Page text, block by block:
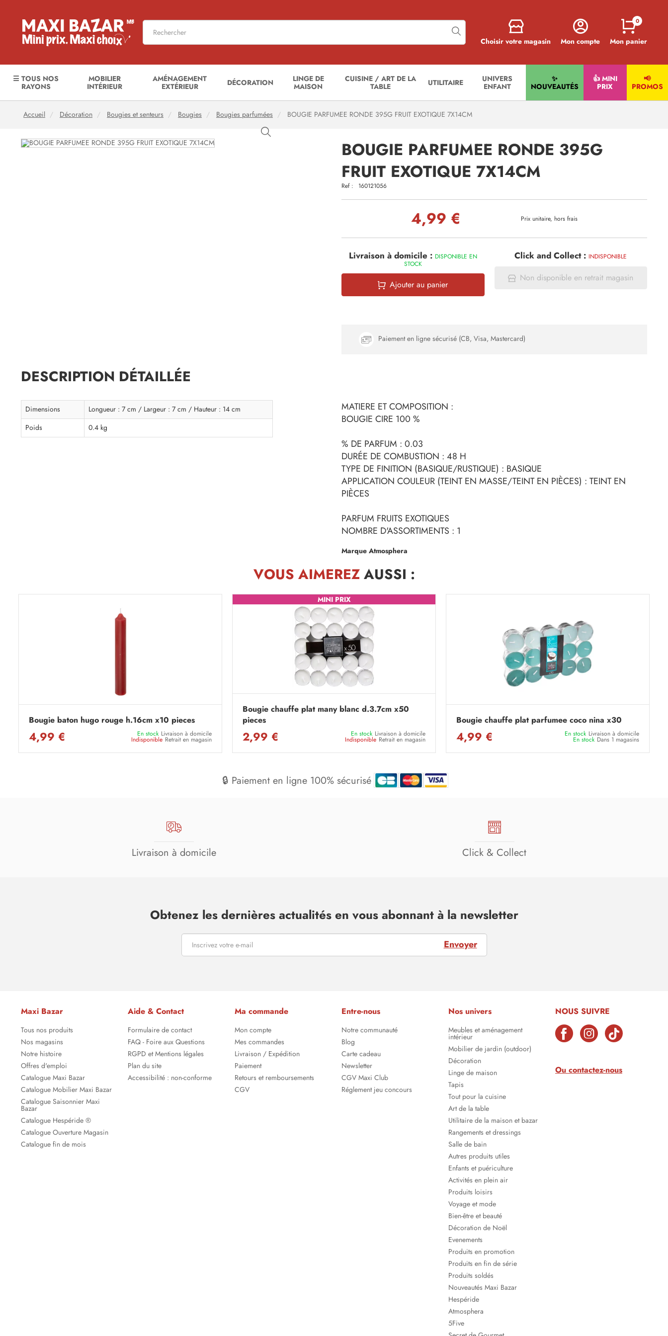
Choisir votre magasin Mon compte Mon panier
0
☰ TOUS NOS
RAYONS
MOBILIER
INTÉRIEUR
AMÉNAGEMENT
EXTÉRIEUR
DÉCORATION
LINGE DE
MAISON
CUISINE / ART DE LA
TABLE
UTILITAIRE
UNIVERS
ENFANT
✨
NOUVEAUTÉS
👍 MINI
PRIX
📢
PROMOS
Accueil Décoration Bougies et senteurs Bougies Bougies parfumées BOUGIE PARFUMEE RONDE 395G FRUIT EXOTIQUE 7X14CM
BOUGIE PARFUMEE RONDE 395G
FRUIT EXOTIQUE 7X14CM
Ref : 160121056
4,99 € Prix unitaire, hors frais
Livraison à domicile : DISPONIBLE EN
STOCK
Ajouter au panier
Click and Collect : INDISPONIBLE
Non disponible en retrait magasin
Paiement en ligne sécurisé (CB, Visa, Mastercard)
DESCRIPTION DÉTAILLÉE
Dimensions
Longueur : 7 cm / Largeur : 7 cm / Hauteur : 14 cm
Poids
0.4 kg
MATIERE ET COMPOSITION :
BOUGIE CIRE 100 %
% DE PARFUM : 0.03
DURÉE DE COMBUSTION : 48 H
TYPE DE FINITION (BASIQUE/RUSTIQUE) : BASIQUE
APPLICATION COULEUR (TEINT EN MASSE/TEINT EN PIÈCES) : TEINT EN
PIÈCES
PARFUM FRUITS EXOTIQUES
NOMBRE D'ASSORTIMENTS : 1
Marque Atmosphera
VOUS AIMEREZAUSSI :
Bougie baton hugo rouge h.16cm x10 pieces
4,99 € En stock Livraison à domicile
Indisponible Retrait en magasin
MINI PRIX
Bougie chauffe plat many blanc d.3.7cm x50
pieces
2,99 € En stock Livraison à domicile
Indisponible Retrait en magasin
Bougie chauffe plat parfumee coco nina x30
4,99 € En stock Livraison à domicile
En stock Dans 1 magasins
🔒 Paiement en ligne 100% sécurisé
Livraison à domicile Click & Collect
Obtenez les dernières actualités en vous abonnant à la newsletter
Envoyer
Maxi Bazar
Tous nos produits
Nos magasins
Notre histoire
Offres d'emploi
Catalogue Maxi Bazar
Catalogue Mobilier Maxi Bazar
Catalogue Saisonnier Maxi
Bazar
Catalogue Hespéride ®
Catalogue Ouverture Magasin
Catalogue fin de mois
Aide & Contact
Formulaire de contact
FAQ - Foire aux Questions
RGPD et Mentions légales
Plan du site
Accessibilité : non-conforme
Ma commande
Mon compte
Mes commandes
Livraison / Expédition
Paiement
Retours et remboursements
CGV
Entre-nous
Notre communauté
Blog
Carte cadeau
Newsletter
CGV Maxi Club
Réglement jeu concours
Nos univers
Meubles et aménagement
intérieur
Mobilier de jardin (outdoor)
Décoration
Linge de maison
Tapis
Tout pour la cuisine
Art de la table
Utilitaire de la maison et bazar
Rangements et dressings
Salle de bain
Autres produits utiles
Enfants et puériculture
Activités en plein air
Produits loisirs
Voyage et mode
Bien-être et beauté
Décoration de Noël
Evenements
Produits en promotion
Produits en fin de série
Produits soldés
Nouveautés Maxi Bazar
Hespéride
Atmosphera
5Five
NOUS SUIVRE
Ou contactez-nous